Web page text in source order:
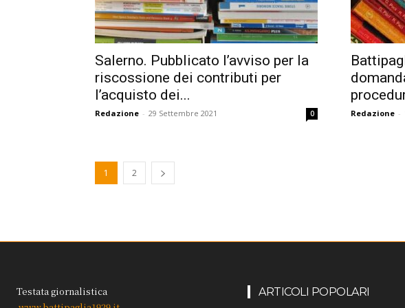
Salerno. Pubblicato l’avviso per la
riscossione dei contributi per
l’acquisto dei...
Redazione - 29 Settembre 2021 0 Redazione -
1 2
Testata giornalistica
ARTICOLI POPOLARI